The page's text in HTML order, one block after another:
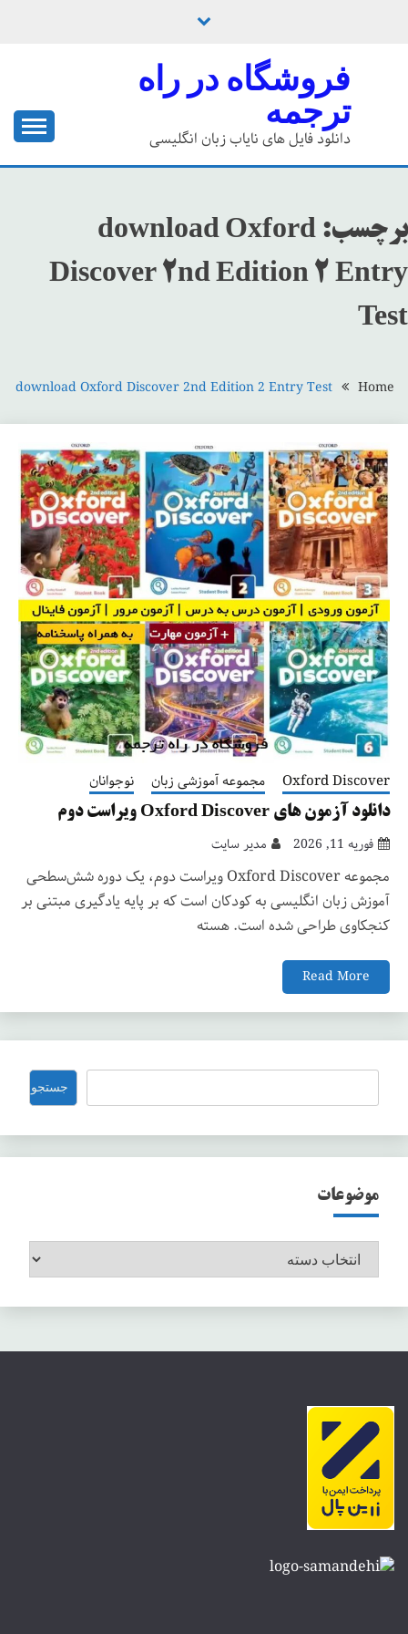
فروشگاه در راه
ترجمه
دانلود فایل های نایاب زبان انگلیسی
برچسب: download Oxford
Discover 2nd Edition 2 Entry
Test
Home
download Oxford Discover 2nd Edition 2 Entry Test
Oxford Discover مجموعه آموزشی زبان نوجوانان
دانلود آزمون های Oxford Discover ویراست دوم
فوریه 11, 2026 مدیر سایت
مجموعه Oxford Discover ویراست دوم، یک دوره شش‌سطحی
آموزش زبان انگلیسی به کودکان است که بر پایه یادگیری مبتنی بر
کنجکاوی طراحی شده است. هسته
Read More
جستجو جستجو
موضوعات
موضوعات